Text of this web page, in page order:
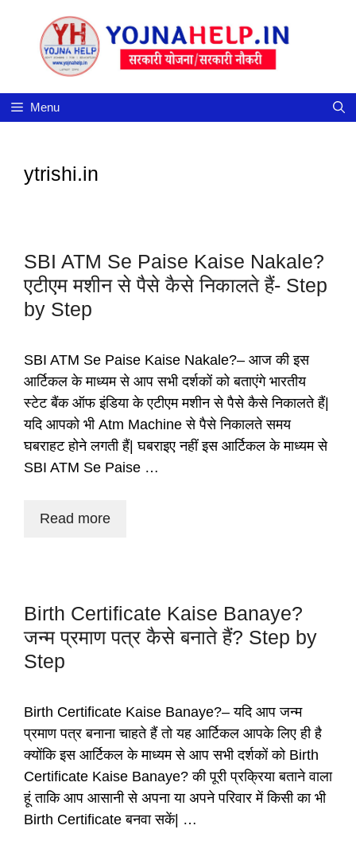
content
Menu
ytrishi.in
SBI ATM Se Paise Kaise Nakale?
एटीएम मशीन से पैसे कैसे निकालते हैं- Step
by Step
SBI ATM Se Paise Kaise Nakale?– आज की इस
आर्टिकल के माध्यम से आप सभी दर्शकों को बताएंगे भारतीय
स्टेट बैंक ऑफ इंडिया के एटीएम मशीन से पैसे कैसे निकालते हैं|
यदि आपको भी Atm Machine से पैसे निकालते समय
घबराहट होने लगती हैं| घबराइए नहीं इस आर्टिकल के माध्यम से
SBI ATM Se Paise …
Read more
Birth Certificate Kaise Banaye?
जन्म प्रमाण पत्र कैसे बनाते हैं? Step by
Step
Birth Certificate Kaise Banaye?– यदि आप जन्म
प्रमाण पत्र बनाना चाहते हैं तो यह आर्टिकल आपके लिए ही है
क्योंकि इस आर्टिकल के माध्यम से आप सभी दर्शकों को Birth
Certificate Kaise Banaye? की पूरी प्रक्रिया बताने वाला
हूं ताकि आप आसानी से अपना या अपने परिवार में किसी का भी
Birth Certificate बनवा सकें| …